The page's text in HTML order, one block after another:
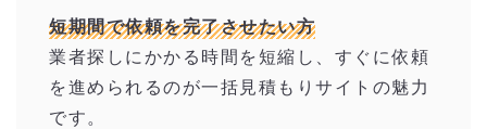
短期間で依頼を完了させたい方
業者探しにかかる時間を短縮し、すぐに依頼
を進められるのが一括見積もりサイトの魅力
です。